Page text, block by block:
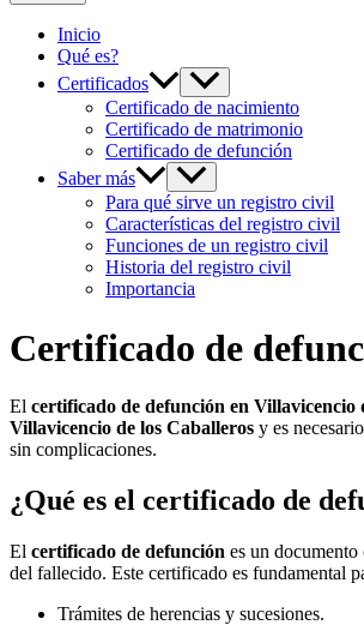
Inicio
Qué es?
Certificados
Certificado de nacimiento
Certificado de matrimonio
Certificado de defunción
Saber más
Para qué sirve un registro civil
Características del registro civil
Funciones de un registro civil
Historia del registro civil
Importancia
Certificado de
El certificado de defunción en Villavicencio
Villavicencio de los Caballeros y es
sin complicaciones.
¿Qué es el certificado de
El certificado de defunción es un
del fallecido. Este certificado es fundamental
Trámites de herencias y sucesiones.